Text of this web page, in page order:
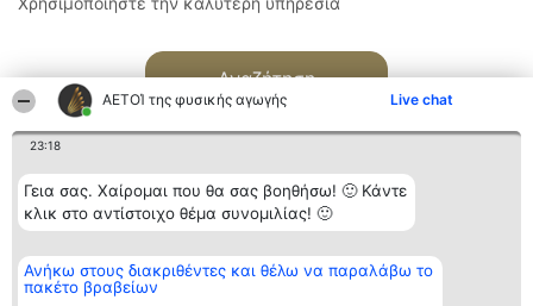
ΑΕΤΟΊ της φυσικής αγωγής Live chat
23:18
Γεια σας. Χαίρομαι που θα σας βοηθήσω! 🙂 Κάντε
κλικ στο αντίστοιχο θέμα συνομιλίας! 🙂
Ανήκω στους διακριθέντες και θέλω να παραλάβω το
πακέτο βραβείων
Αναζήτηση
Διοργανωτής της
κατάταξης
BEAUTIFUL COMPANY
Κατάταξη
Διακριθέντες
Επικοινωνία
Επικοινωνία